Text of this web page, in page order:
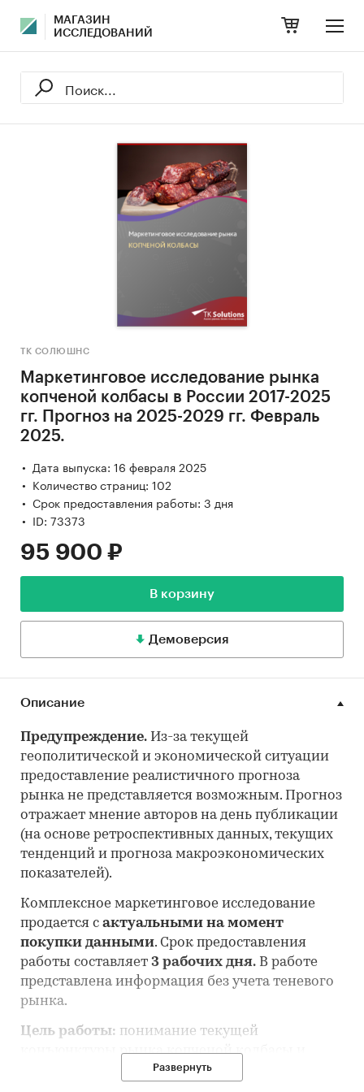
МАГАЗИН
ИССЛЕДОВАНИЙ
ТК СОЛЮШНС
Маркетинговое исследование рынка
копченой колбасы в России 2017-2025
гг. Прогноз на 2025-2029 гг. Февраль
2025.
Дата выпуска: 16 февраля 2025
Количество страниц: 102
Срок предоставления работы: 3 дня
ID: 73373
95 900 ₽
В корзину
Демоверсия
Описание
Предупреждение. Из-за текущей
геополитической и экономической ситуации
предоставление реалистичного прогноза
рынка не представляется возможным. Прогноз
отражает мнение авторов на день публикации
(на основе ретроспективных данных, текущих
тенденций и прогноза макроэкономических
показателей).
Комплексное маркетинговое исследование
продается с актуальными на момент
покупки данными. Срок предоставления
работы составляет 3 рабочих дня. В работе
представлена информация без учета теневого
рынка.
Цель работы: понимание текущей
конъюнктуры рынка копченой колбасы и
оценка перспектив его развития.
Развернуть